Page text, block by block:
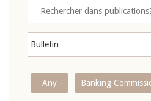
- Any - Banking